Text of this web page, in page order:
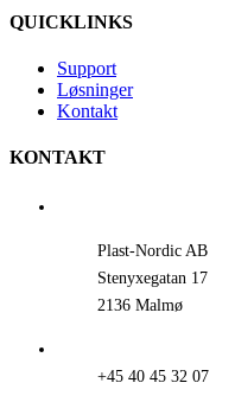
QUICKLINKS
Support
Løsninger
Kontakt
KONTAKT
Plast-Nordic AB
Stenyxegatan 17
2136 Malmø
+45 40 45 32 07